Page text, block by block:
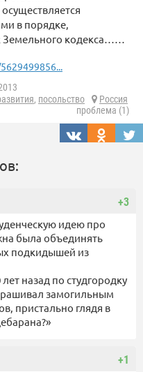
в порядке,
Земельного кодекса……
, посольство
Россия
проблема (1)
+3
идею про
была объединять
подкидышей из
назад по студгородку
замогильным
пристально глядя в
+1